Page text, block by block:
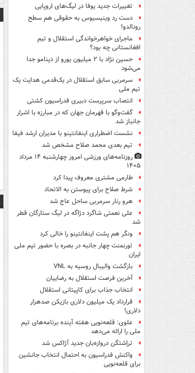
تغییرات جدید یوفا در لیگ‌های اروپایی
دست رد وینیسیوس به حقوقی هم سطح
رونالدو!
ماجرای خواهرخواندگی استقلال و تیم
افغانستانی چه بود؟
حسین نژاد با ۲ میلیون یورو از دینامو جدا
می‌شود
سرمربی سابق استقلال در یک‌قدمی هدایت یک
تیم ملی
انتصاب سرپرست دبیری فدراسیون کشتی
گفت‌وگو با قهرمان جهان که در مبارزه با اشرار
جانباز شد
نشست اضطراری اینفانتینو با مدیران ارشد فیفا
تیم بعدی محمد صلاح مشخص شد
روزنامه‌های ورزشی امروز چهارشنبه ۱۴ مرداد
۱۴۰۵
طارمی مشتری معروف پیدا کرد
شرط صلاح برای پیوستن به الاتحاد
هرو رنار سرمربی ساحل عاج شد
علی نعمتی شاگرد دژاگه در لیگ ستارگان قطر
شد
ونگر هم پشت اینفانتینو را خالی کرد
تورنمنت چهار جانبه در بصره با حضور تیم ملی
ایران
بازگشت والیبال روسیه به VNL
آخرین فرصت استقلال به رضاییان
انتخاب جذاب برای کاپیتانی استقلال
قرارداد یک میلیون دلاری بازیکن صدهزار
دلاری!
علوی: قلعه‌نویی هفته آینده برنامه‌های تیم
ملی را ارائه می‌دهد
تراِشتگن دروازه‌بان جدید آژاکس شد
واکنش فدراسیون به احتمال انتخاب جانشین
برای قلعه‌نویی